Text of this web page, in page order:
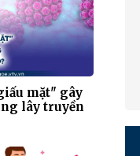
mặt" gây
lây truyền